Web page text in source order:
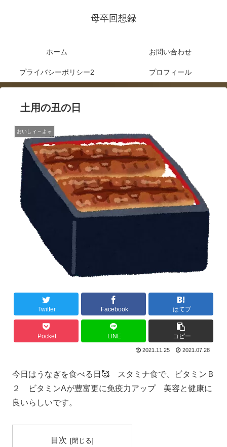
母卒回想録
ホーム お問い合わせ
プライバシーポリシー2 プロフィール
土用の丑の日
おいしィ～よォ
Twitter Facebook はてブ
Pocket LINE コピー
2021.11.25 2021.07.28
今日はうなぎを食べる日🥰 スタミナ食で、ビタミンＢ
２ ビタミンAが豊富更に免疫力アップ 美容と健康に
良いらしいです。
目次